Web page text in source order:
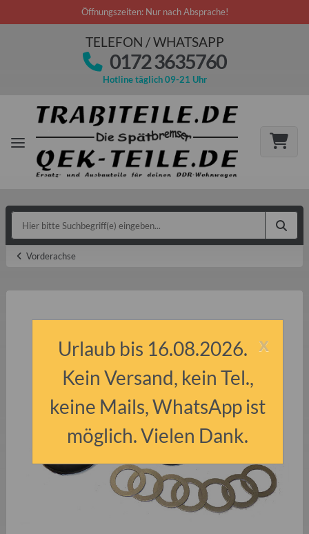
Öffnungszeiten: Nur nach Absprache!
TELEFON / WHATSAPP
0172 3635760
Hotline täglich 09-21 Uhr
Vorderachse
x
Urlaub bis 16.08.2026.
Kein Versand, kein Tel.,
keine Mails, WhatsApp ist
möglich. Vielen Dank.